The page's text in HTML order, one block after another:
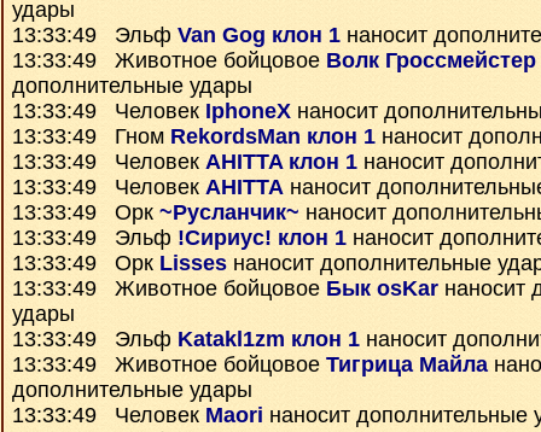
удары
13:33:49 Эльф Van Gog клон 1 наносит
13:33:49 Животное бойцовое Волк Гроссмейстер
дополнительные удары
13:33:49 Человек IphoneX наносит
13:33:49 Гном RekordsMan клон 1 наносит
13:33:49 Человек AHITTA клон 1 наносит
13:33:49 Человек AHITTA наносит
13:33:49 Орк ~Русланчик~ наносит
13:33:49 Эльф !Сириус! клон 1 наносит
13:33:49 Орк Lisses наносит дополнительные
13:33:49 Животное бойцовое Бык osKar наносит
удары
13:33:49 Эльф Katakl1zm клон 1 наносит
13:33:49 Животное бойцовое Тигрица Майла
дополнительные удары
13:33:49 Человек Maori наносит дополнительные